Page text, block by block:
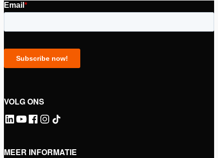
VOLG ONS
MEER INFORMATIE